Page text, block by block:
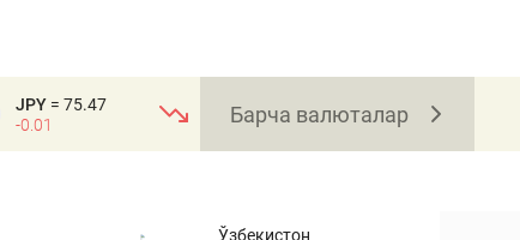
JPY = 75.47
-0.01
Барча валюталар
Ўзбекистон